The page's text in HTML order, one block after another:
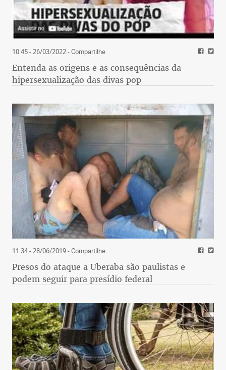
10:45 - 26/03/2022- Compartilhe
Entenda as origens e as consequências da
hipersexualização das divas pop
11:34 - 28/06/2019- Compartilhe
Presos do ataque a Uberaba são paulistas e
podem seguir para presídio federal